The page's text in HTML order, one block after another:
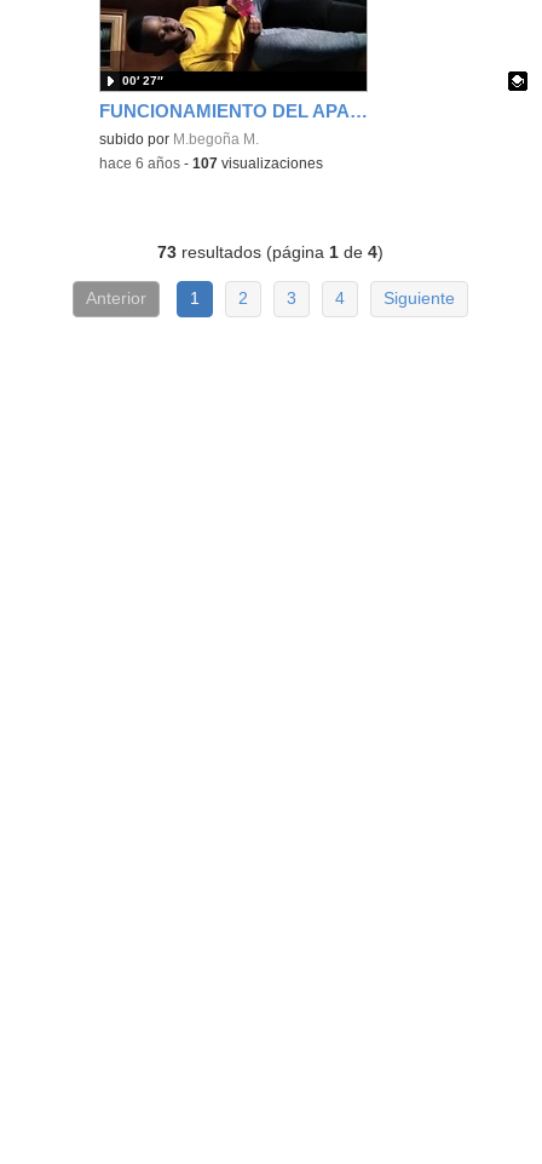
FUNCIONAMIENTO DEL APARATO RESPIRATORIO
Contenido educativo.
subido por M.begoña M.
00′ 27″
-hace 6 años -107 visualizaciones
73 resultados (página 1 de4)
Anterior 1 2 3 4 Siguiente